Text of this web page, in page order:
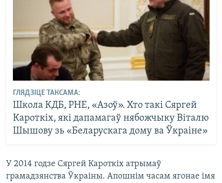
ГЛЯДЗІЦЕ ТАКСАМА:
Школа КДБ, РНЕ, «Азоў». Хто такі Сяргей
Кароткіх, які дапамагаў нябожчыку Віталю
Шышову зь «Беларускага дому ва Ўкраіне»
У 2014 годзе Сяргей Кароткіх атрымаў
грамадзянства Ўкраіны. Апошнім часам ягонае імя